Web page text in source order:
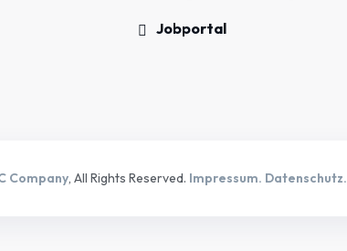
Jobportal
Company, All Rights Reserved. Impressum. Datenschutz.